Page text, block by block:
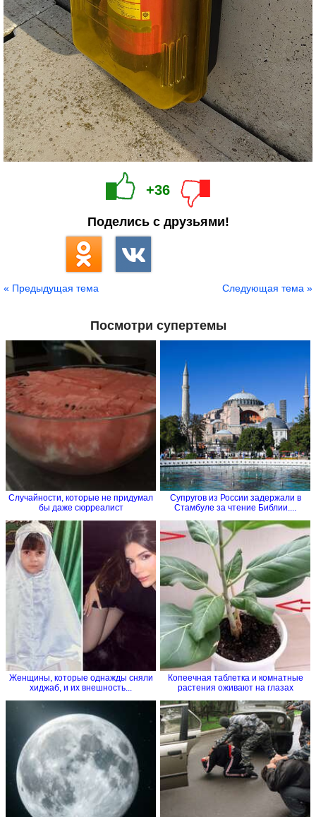
+36
Поделись с друзьями!
« Предыдущая тема Следующая тема »
Посмотри супертемы
Случайности, которые не придумал
бы даже сюрреалист
Супругов из России задержали в
Стамбуле за чтение Библии....
Женщины, которые однажды сняли
хиджаб, и их внешность...
Копеечная таблетка и комнатные
растения оживают на глазах